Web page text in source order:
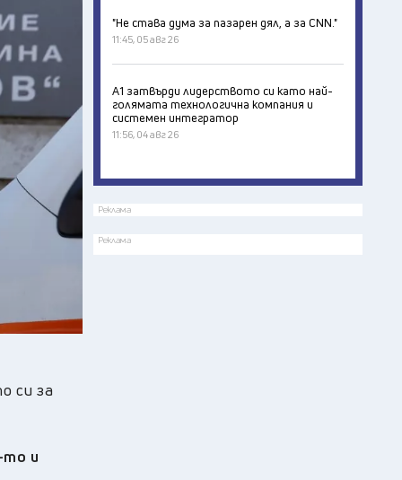
си за
то и
"Не става дума за пазарен дял, а за CNN."
11:45, 05 авг 26
А1 затвърди лидерството си като най-
голямата технологична компания и
системен интегратор
11:56, 04 авг 26
Реклама
Реклама